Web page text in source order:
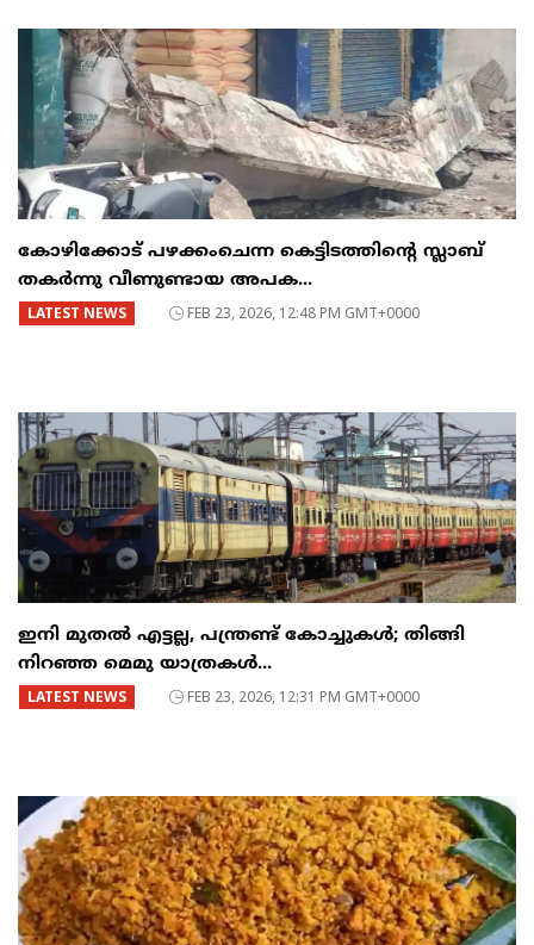
കോഴിക്കോട് പഴക്കംചെന്ന കെട്ടിടത്തിന്റെ സ്ലാബ്
തകർന്നു വീണുണ്ടായ അപക...
LATEST NEWS FEB 23, 2026, 12:48 PM GMT+0000
ഇനി മുതൽ എട്ടല്ല, പന്ത്രണ്ട് കോച്ചുകള്‍; തിങ്ങി
നിറഞ്ഞ മെമു യാത്രകൾ...
LATEST NEWS FEB 23, 2026, 12:31 PM GMT+0000